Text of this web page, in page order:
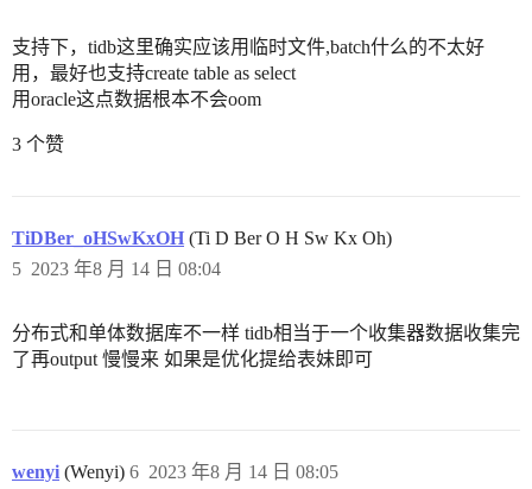
支持下，tidb这里确实应该用临时文件,batch什么的不太好
用，最好也支持create table as select
用oracle这点数据根本不会oom
3 个赞
TiDBer_oHSwKxOH (Ti D Ber O H Sw Kx Oh)
2023 年8 月 14 日 08:04
5
分布式和单体数据库不一样 tidb相当于一个收集器数据收集完
了再output 慢慢来 如果是优化提给表妹即可
wenyi (Wenyi) 2023 年8 月 14 日 08:05
6